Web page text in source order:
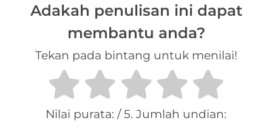
Adakah penulisan ini dapat
membantu anda?
Tekan pada bintang untuk menilai!
Nilai purata: / 5. Jumlah undian: